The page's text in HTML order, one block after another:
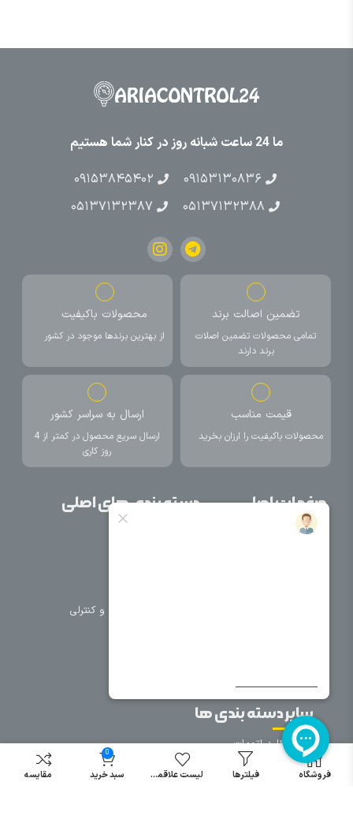
ما 24 ساعت شبانه روز در کنار شما هستیم
۰۹۱۵۳۱۳۰۸۳۶
۰۹۱۵۳۸۴۵۴۰۲
۰۵۱۳۷۱۳۲۳۸۸
۰۵۱۳۷۱۳۲۳۸۷
تضمین اصالت برند
تمامی محصولات تضمین اصلات
برند دارند
محصولات باکیفیت
از بهترین برندها موجود در کشور
قیمت مناسب
محصولات باکیفیت را ارزان بخرید
ارسال به سراسر کشور
ارسال سریع محصول در کمتر از 4
روز کاری
صفحات اصلی
خانه
دسته بندی های اصلی
تجهیزات حفاظتی و کنترلی
سایر دسته بندی ها
خرید کلید اتومات
خرید کنتاکتور
خرید فیوز
فروشگاه فیلترها لیست علاقمندی
0
سبد خرید مقایسه